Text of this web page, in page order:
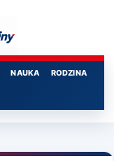
NAUKA RODZINA